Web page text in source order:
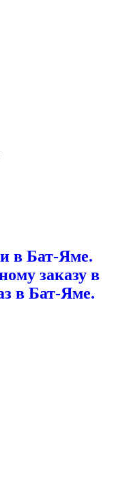
в Бат-Яме.
заказу в
в Бат-Яме.